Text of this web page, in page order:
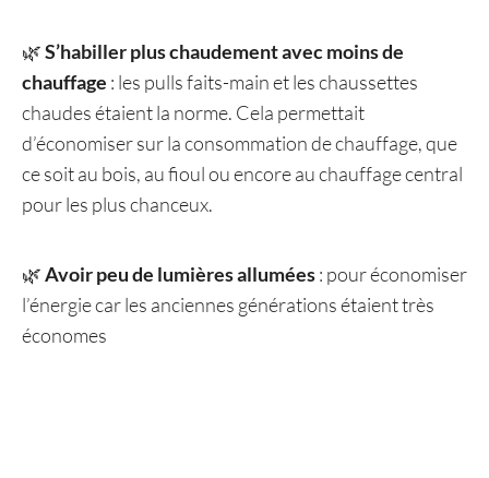
🌿S’habiller plus chaudement avec moins de
chauffage : les pulls faits-main et les chaussettes
chaudes étaient la norme. Cela permettait
d’économiser sur la consommation de chauffage, que
ce soit au bois, au fioul ou encore au chauffage central
pour les plus chanceux.
🌿Avoir peu de lumières allumées: pour économiser
l’énergie car les anciennes générations étaient très
économes